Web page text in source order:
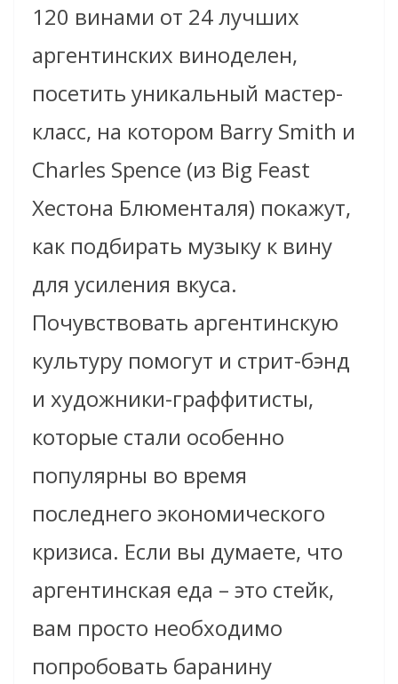
120 винами от 24 лучших
аргентинских виноделен,
посетить уникальный мастер-
класс, на котором Barry Smith и
Charles Spence (из Big Feast
Хестона Блюменталя) покажут,
как подбирать музыку к вину
для усиления вкуса.
Почувствовать аргентинскую
культуру помогут и стрит-бэнд
и художники-граффитисты,
которые стали особенно
популярны во время
последнего экономического
кризиса. Если вы думаете, что
аргентинская еда – это стейк,
вам просто необходимо
попробовать баранину